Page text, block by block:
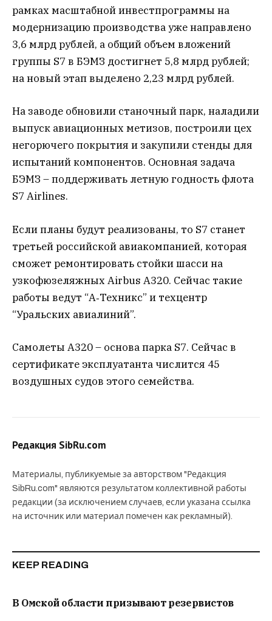
рамках масштабной инвестпрограммы на
модернизацию производства уже направлено
3,6 млрд рублей, а общий объем вложений
группы S7 в БЭМЗ достигнет 5,8 млрд рублей;
на новый этап выделено 2,23 млрд рублей.
На заводе обновили станочный парк, наладили
выпуск авиационных метизов, построили цех
негорючего покрытия и закупили стенды для
испытаний компонентов. Основная задача
БЭМЗ – поддерживать летную годность флота
S7 Airlines.
Если планы будут реализованы, то S7 станет
третьей российской авиакомпанией, которая
сможет ремонтировать стойки шасси на
узкофюзеляжных Airbus A320. Сейчас такие
работы ведут “А‑Техникс” и техцентр
“Уральских авиалиний”.
Самолеты A320 – основа парка S7. Сейчас в
сертификате эксплуатанта числится 45
воздушных судов этого семейства.
Редакция SibRu.com
Материалы, публикуемые за авторством "Редакция
SibRu.com" являются результатом коллективной работы
редакции (за исключением случаев, если указана ссылка
на источник или материал помечен как рекламный).
KEEP READING
В Омской области призывают резервистов